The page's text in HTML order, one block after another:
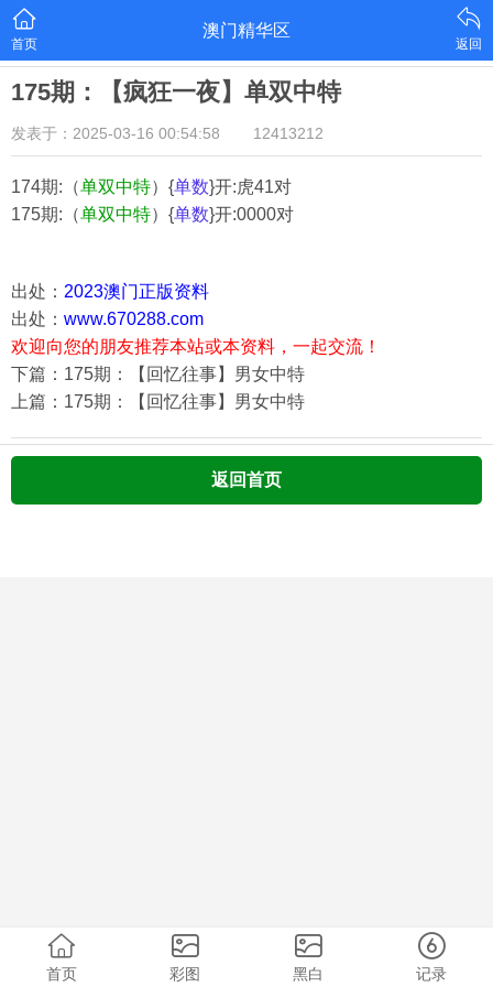
首页
澳门精华区
返回
175期：【疯狂一夜】单双中特
发表于：2025-03-16 00:54:58 12413212
174期:（单双中特）{单数}开:虎41对
175期:（单双中特）{单数}开:0000对
出处： 2023澳门正版资料
出处： www.670288.com
欢迎向您的朋友推荐本站或本资料，一起交流！
下篇：175期：【回忆往事】男女中特
上篇：175期：【回忆往事】男女中特
返回首页
首页 彩图 黑白 记录